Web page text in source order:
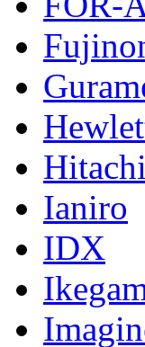
Hitachi
Ianiro
IDX